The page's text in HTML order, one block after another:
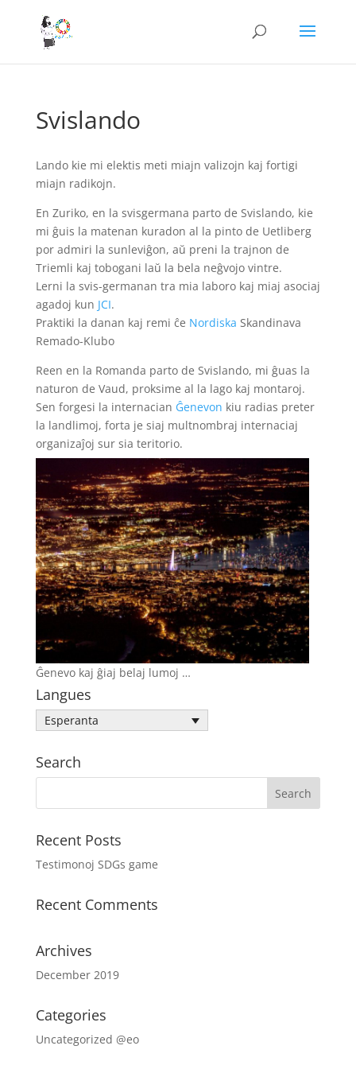
Svislando
Lando kie mi elektis meti miajn valizojn kaj fortigi
miajn radikojn.
En Zuriko, en la svisgermana parto de Svislando, kie
mi ĝuis la matenan kuradon al la pinto de Uetliberg
por admiri la sunleviĝon, aŭ preni la trajnon de
Triemli kaj tobogani laŭ la bela neĝvojo vintre.
Lerni la svis-germanan tra mia laboro kaj miaj asociaj
agadoj kun JCI.
Praktiki la danan kaj remi ĉe Nordiska Skandinava
Remado-Klubo
Reen en la Romanda parto de Svislando, mi ĝuas la
naturon de Vaud, proksime al la lago kaj montaroj.
Sen forgesi la internacian Ĝenevon kiu radias preter
la landlimoj, forta je siaj multnombraj internaciaj
organizaĵoj sur sia teritorio.
Ĝenevo kaj ĝiaj belaj lumoj …
Langues
Esperanta
Search
Recent Posts
Testimonoj SDGs game
Recent Comments
Archives
December 2019
Categories
Uncategorized @eo